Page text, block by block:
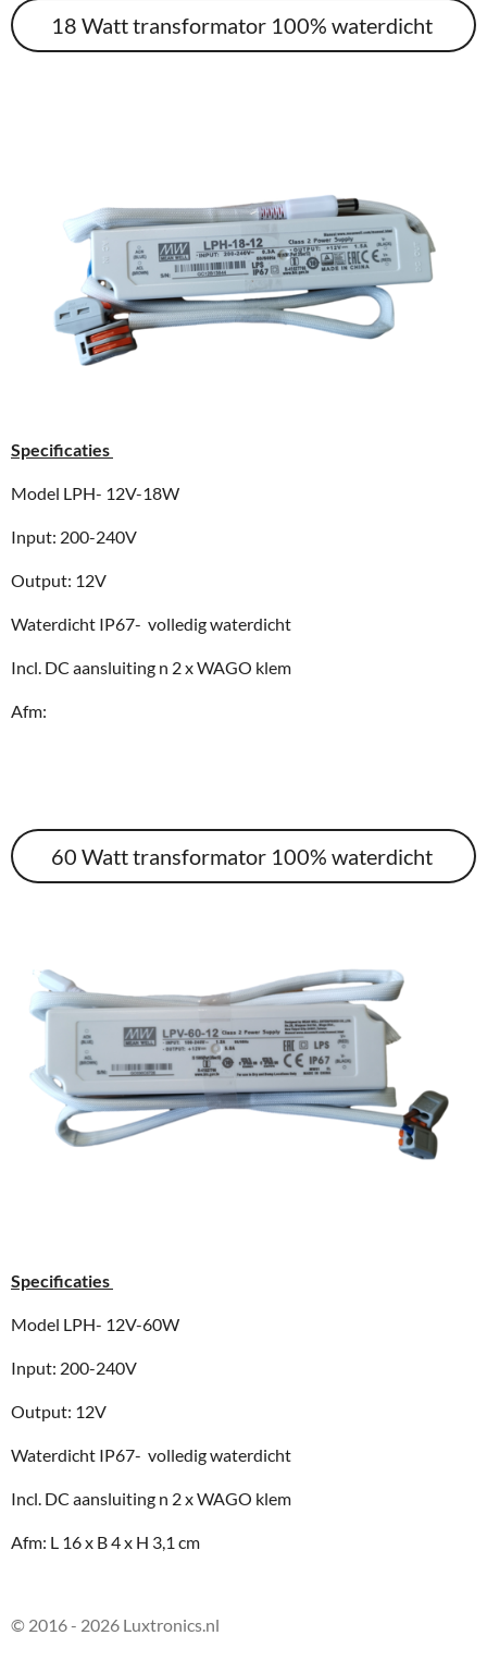
18 Watt transformator 100% waterdicht
Specificaties
Model LPH- 12V-18W
Input: 200-240V
Output: 12V
Waterdicht IP67- volledig waterdicht
Incl. DC aansluiting n 2 x WAGO klem
Afm:
60 Watt transformator 100% waterdicht
Specificaties
Model LPH- 12V-60W
Input: 200-240V
Output: 12V
Waterdicht IP67- volledig waterdicht
Incl. DC aansluiting n 2 x WAGO klem
Afm: L 16 x B 4 x H 3,1 cm
© 2016 - 2026 Luxtronics.nl